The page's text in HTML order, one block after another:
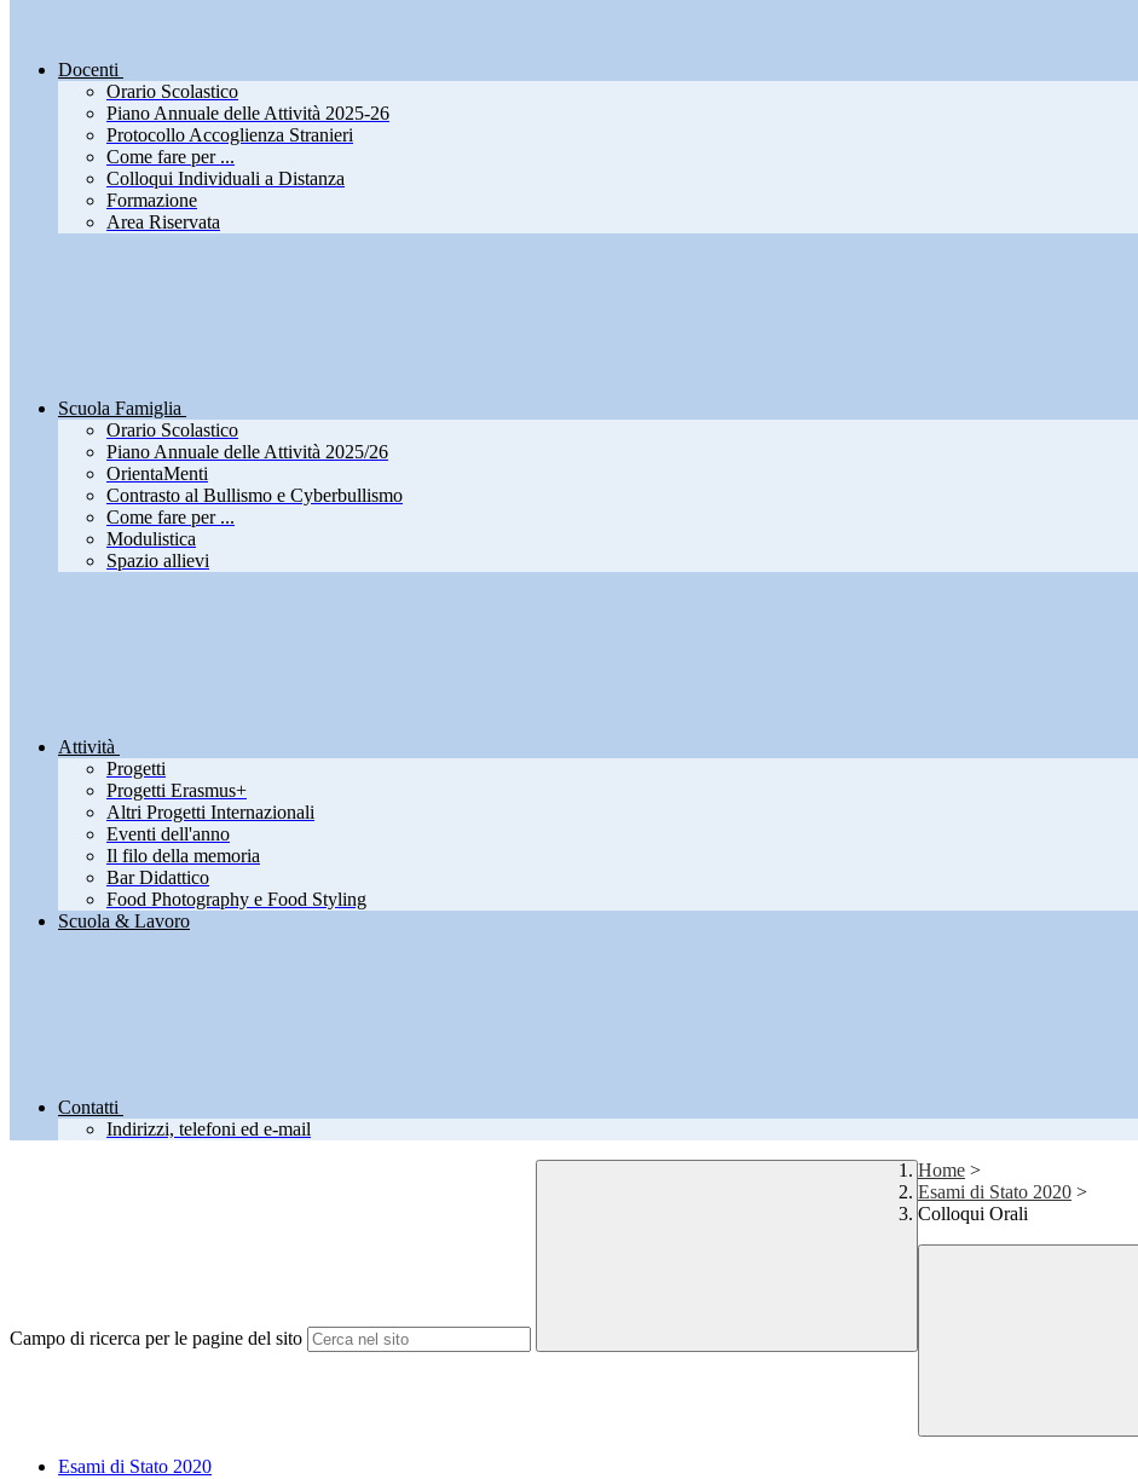
Docenti
Orario Scolastico
Piano Annuale delle Attività 2025-26
Protocollo Accoglienza Stranieri
Come fare per ...
Colloqui Individuali a Distanza
Formazione
Area Riservata
Scuola Famiglia
Orario Scolastico
Piano Annuale delle Attività 2025/26
OrientaMenti
Contrasto al Bullismo e Cyberbullismo
Come fare per ...
Modulistica
Spazio allievi
Attività
Progetti
Progetti Erasmus+
Altri Progetti Internazionali
Eventi dell'anno
Il filo della memoria
Bar Didattico
Food Photography e Food Styling
Scuola & Lavoro
Contatti
Indirizzi, telefoni ed e-mail
Campo di ricerca per le pagine del sito
Home >
Esami di Stato 2020 >
Colloqui Orali
Esami di Stato 2020